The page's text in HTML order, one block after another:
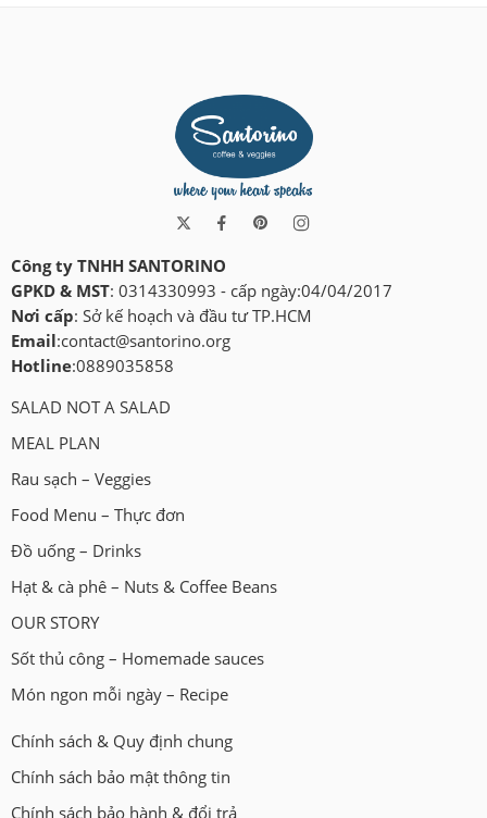
Công ty TNHH SANTORINO
GPKD & MST: 0314330993 - cấp ngày:04/04/2017
Nơi cấp: Sở kế hoạch và đầu tư TP.HCM
Email:contact@santorino.org
Hotline:0889035858
SALAD NOT A SALAD
MEAL PLAN
Rau sạch – Veggies
Food Menu – Thực đơn
Đồ uống – Drinks
Hạt & cà phê – Nuts & Coffee Beans
OUR STORY
Sốt thủ công – Homemade sauces
Món ngon mỗi ngày – Recipe
Chính sách & Quy định chung
Chính sách bảo mật thông tin
Chính sách bảo hành & đổi trả